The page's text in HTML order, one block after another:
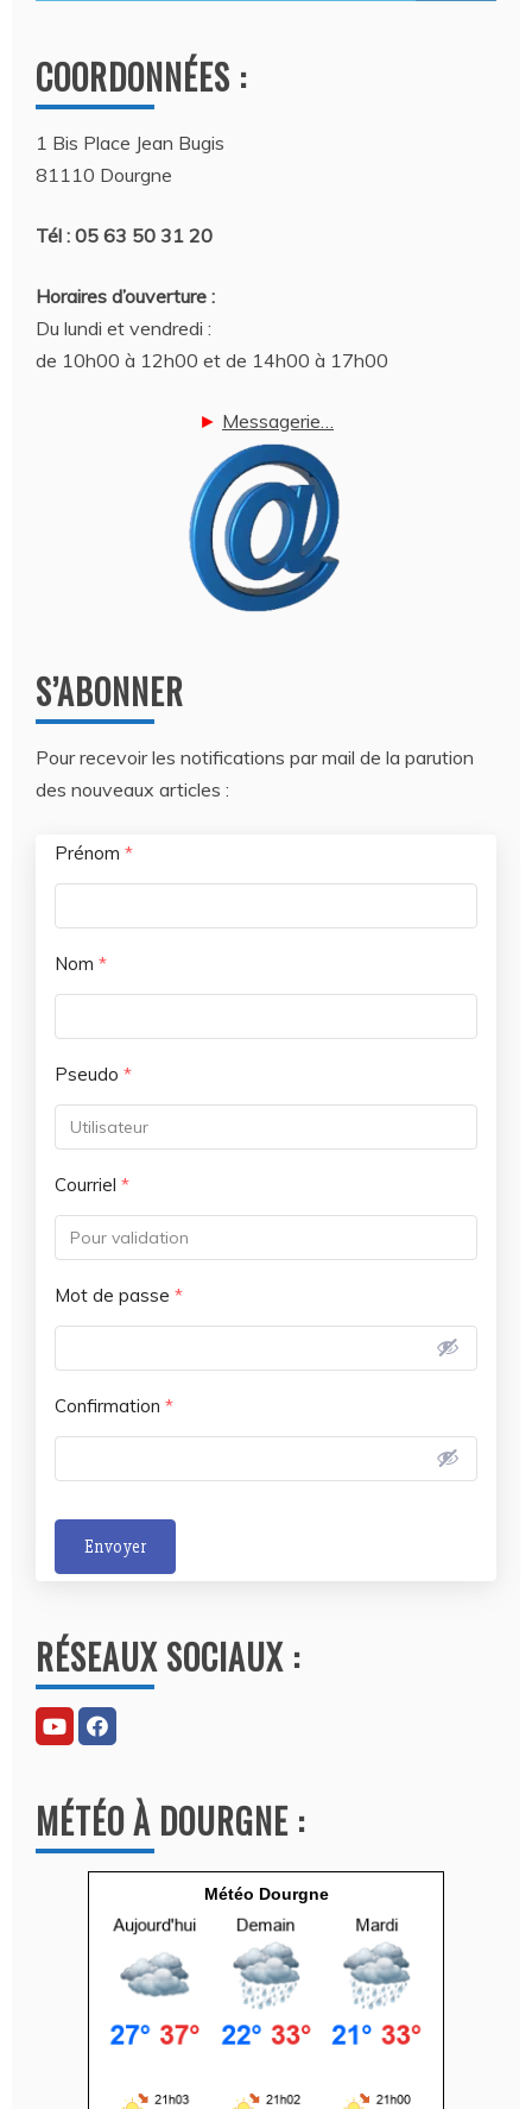
COORDONNÉES :
1 Bis Place Jean Bugis
81110 Dourgne
Tél : 05 63 50 31 20
Horaires d’ouverture :
Du lundi et vendredi :
de 10h00 à 12h00 et de 14h00 à 17h00
► Messagerie…
S’ABONNER
Pour recevoir les notifications par mail de la parution
des nouveaux articles :
Prénom *
Nom *
Pseudo *
Courriel *
Mot de passe *
Confirmation *
Envoyer
t
e
r
n
t
i
RÉSEAUX SOCIAUX :
MÉTÉO À DOURGNE :
Météo Dourgne